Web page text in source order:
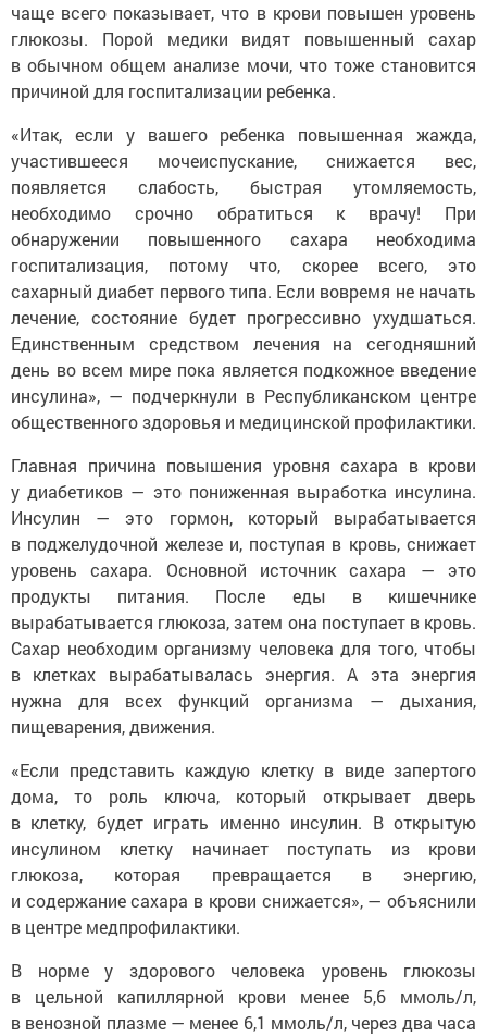
чаще всего показывает, что в крови повышен уровень
глюкозы. Порой медики видят повышенный сахар
в обычном общем анализе мочи, что тоже становится
причиной для госпитализации ребенка.
«Итак, если у вашего ребенка повышенная жажда,
участившееся мочеиспускание, снижается вес,
появляется слабость, быстрая утомляемость,
необходимо срочно обратиться к врачу! При
обнаружении повышенного сахара необходима
госпитализация, потому что, скорее всего, это
сахарный диабет первого типа. Если вовремя не начать
лечение, состояние будет прогрессивно ухудшаться.
Единственным средством лечения на сегодняшний
день во всем мире пока является подкожное введение
инсулина», — подчеркнули в Республиканском центре
общественного здоровья и медицинской профилактики.
Главная причина повышения уровня сахара в крови
у диабетиков — это пониженная выработка инсулина.
Инсулин — это гормон, который вырабатывается
в поджелудочной железе и, поступая в кровь, снижает
уровень сахара. Основной источник сахара — это
продукты питания. После еды в кишечнике
вырабатывается глюкоза, затем она поступает в кровь.
Сахар необходим организму человека для того, чтобы
в клетках вырабатывалась энергия. А эта энергия
нужна для всех функций организма — дыхания,
пищеварения, движения.
«Если представить каждую клетку в виде запертого
дома, то роль ключа, который открывает дверь
в клетку, будет играть именно инсулин. В открытую
инсулином клетку начинает поступать из крови
глюкоза, которая превращается в энергию,
и содержание сахара в крови снижается», — объяснили
в центре медпрофилактики.
В норме у здорового человека уровень глюкозы
в цельной капиллярной крови менее 5,6 ммоль/л,
в венозной плазме — менее 6,1 ммоль/л, через два часа